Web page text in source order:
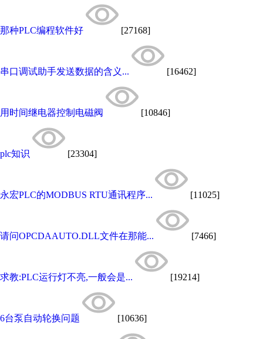
那种PLC编程软件好 [27168]
串口调试助手发送数据的含义... [16462]
用时间继电器控制电磁阀 [10846]
plc知识 [23304]
永宏PLC的MODBUS RTU通讯程序... [11025]
请问OPCDAAUTO.DLL文件在那能... [7466]
求教:PLC运行灯不亮,一般会是... [19214]
6台泵自动轮换问题 [10636]